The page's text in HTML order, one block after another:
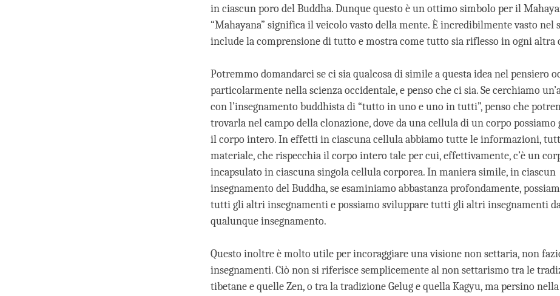
in ciascun poro del Buddha. Dunque questo è un ottimo simbolo per il
“Mahayana” significa il veicolo vasto della mente. È incredibilmente vasto nel
include la comprensione di tutto e mostra come tutto sia riflesso in ogni altra
Potremmo domandarci se ci sia qualcosa di simile a questa idea nel pensiero
particolarmente nella scienza occidentale, e penso che ci sia. Se cerchiamo
con l’insegnamento buddhista di “tutto in uno e uno in tutti”, penso che
trovarla nel campo della clonazione, dove da una cellula di un corpo possiamo
il corpo intero. In effetti in ciascuna cellula abbiamo tutte le informazioni,
materiale, che rispecchia il corpo intero tale per cui, effettivamente, c’è un
incapsulato in ciascuna singola cellula corporea. In maniera simile, in ciascun
insegnamento del Buddha, se esaminiamo abbastanza profondamente,
tutti gli altri insegnamenti e possiamo sviluppare tutti gli altri insegnamenti
qualunque insegnamento.
Questo inoltre è molto utile per incoraggiare una visione non settaria, non
insegnamenti. Ciò non si riferisce semplicemente al non settarismo tra le
tibetane e quelle Zen, o tra la tradizione Gelug e quella Kagyu, ma persino nella